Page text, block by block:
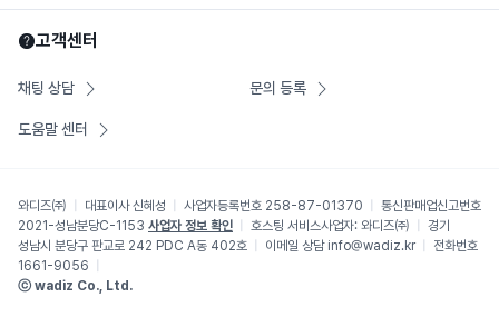
고객센터
채팅 상담 문의 등록
도움말 센터
와디즈㈜ 대표이사신혜성 사업자등록번호 258-87-01370
통신판매업신고번호
2021-성남분당C-1153 사업자 정보 확인 호스팅 서비스사업자: 와디즈㈜
경기
성남시 분당구 판교로 242 PDC A동 402호
이메일 상담 info@wadiz.kr
전화번호
1661-9056
ⓒ wadiz Co., Ltd.